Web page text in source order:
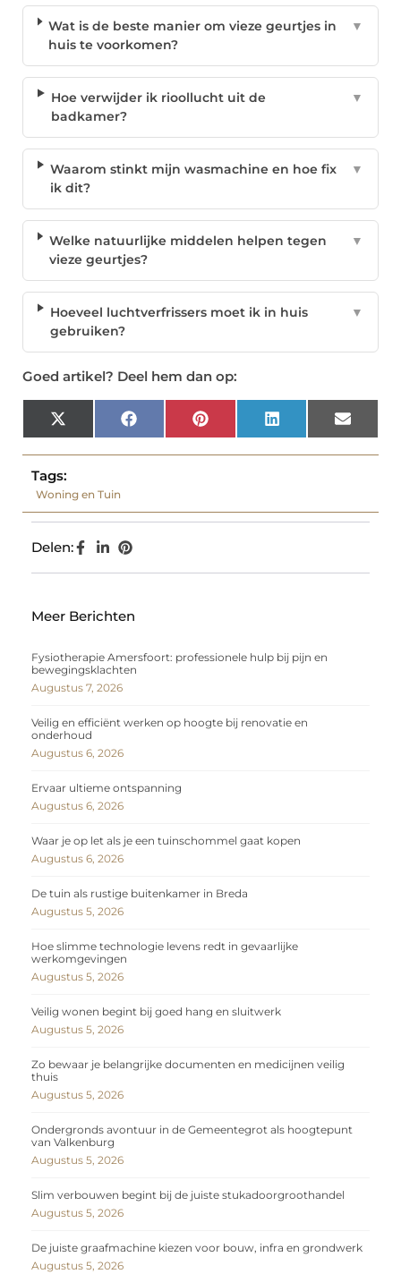
Wat is de beste manier om vieze geurtjes in
huis te voorkomen?
▼
Hoe verwijder ik rioollucht uit de
badkamer?
▼
Waarom stinkt mijn wasmachine en hoe fix
ik dit?
▼
Welke natuurlijke middelen helpen tegen
vieze geurtjes?
▼
Hoeveel luchtverfrissers moet ik in huis
gebruiken?
▼
Goed artikel? Deel hem dan op:
X
(Twitter)
Facebook Pinterest LinkedIn Email
Tags:
Woning en Tuin
Delen:
Meer Berichten
Fysiotherapie Amersfoort: professionele hulp bij pijn en
bewegingsklachten
Augustus 7, 2026
Veilig en efficiënt werken op hoogte bij renovatie en
onderhoud
Augustus 6, 2026
Ervaar ultieme ontspanning
Augustus 6, 2026
Waar je op let als je een tuinschommel gaat kopen
Augustus 6, 2026
De tuin als rustige buitenkamer in Breda
Augustus 5, 2026
Hoe slimme technologie levens redt in gevaarlijke
werkomgevingen
Augustus 5, 2026
Veilig wonen begint bij goed hang en sluitwerk
Augustus 5, 2026
Zo bewaar je belangrijke documenten en medicijnen veilig
thuis
Augustus 5, 2026
Ondergronds avontuur in de Gemeentegrot als hoogtepunt
van Valkenburg
Augustus 5, 2026
Slim verbouwen begint bij de juiste stukadoorgroothandel
Augustus 5, 2026
De juiste graafmachine kiezen voor bouw, infra en grondwerk
Augustus 5, 2026